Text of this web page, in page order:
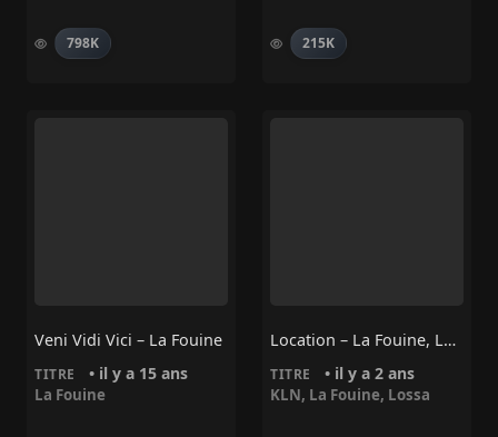
798K 215K
Veni Vidi Vici – La Fouine
TITRE • il y a 15 ans
La Fouine
Location – La Fouine, Lossa, KLN
TITRE • il y a 2 ans
KLN, La Fouine, Lossa